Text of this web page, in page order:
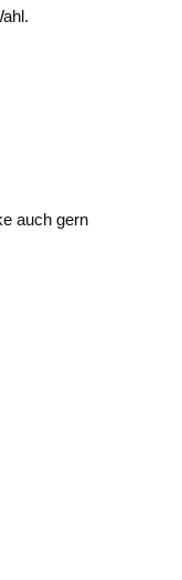
auch gern